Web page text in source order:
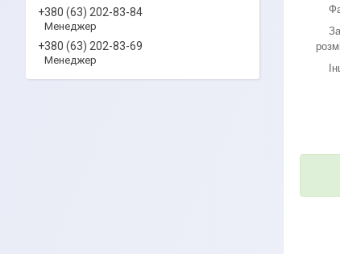
+380 (63) 202-83-84
Менеджер
+380 (63) 202-83-69
Менеджер